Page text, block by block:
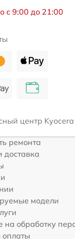
с 9:00 до 21:00
центр Kyocera
ремонта
доставка
модели
на обработку
оплаты